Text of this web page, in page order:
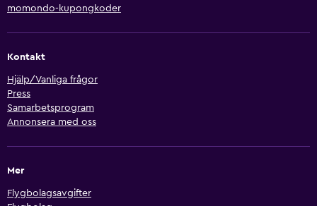
momondo-kupongkoder
Kontakt
Hjälp/Vanliga frågor
Press
Samarbetsprogram
Annonsera med oss
Mer
Flygbolagsavgifter